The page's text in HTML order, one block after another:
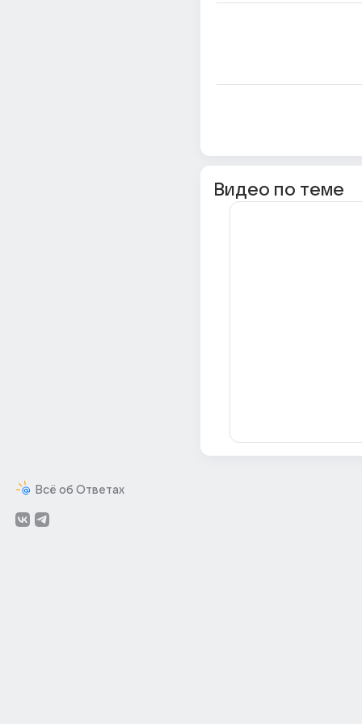
Всё об Ответах
Видео по теме